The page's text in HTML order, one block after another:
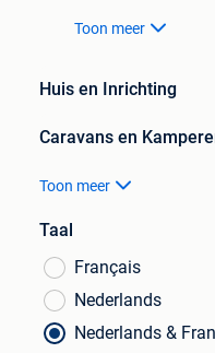
Toon meer
Huis en Inrichting
Caravans en
Toon meer
Taal
Français
Nederlands
Nederlands &